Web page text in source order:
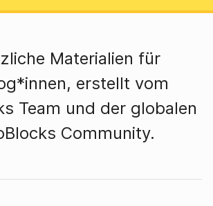
Materialien für
erstellt vom
Team und der globalen
Community.